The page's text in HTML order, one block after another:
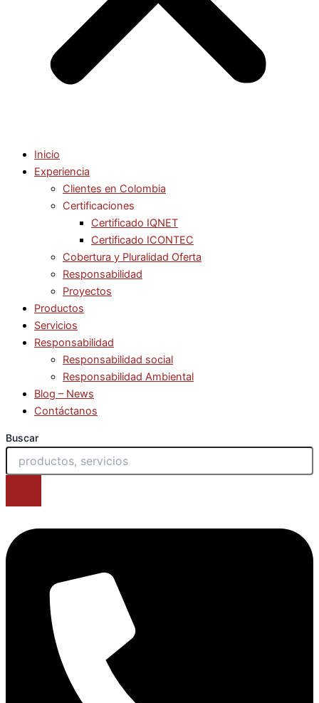
Inicio
Experiencia
Clientes en Colombia
Certificaciones
Certificado IQNET
Certificado ICONTEC
Cobertura y Pluralidad Oferta
Responsabilidad
Proyectos
Productos
Servicios
Responsabilidad
Responsabilidad social
Responsabilidad Ambiental
Blog – News
Contáctanos
Buscar